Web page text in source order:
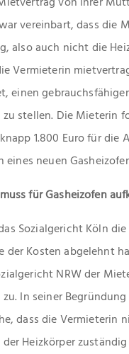
vereinbart, dass die
also auch nicht die
Vermieterin
einen
stellen. Die Mieterin
1.800 Euro für die
neuen
für Gasheizofen
Sozialgericht Köln
der Kosten abgelehnt
NRW der
In seiner
dass die Vermieterin
Heizkörper